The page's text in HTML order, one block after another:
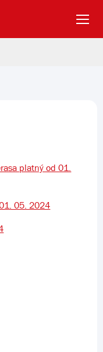
platný od 01.
05. 2024